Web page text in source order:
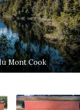
Mont Cook